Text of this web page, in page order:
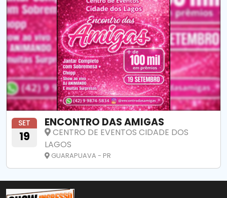
SET
19
ENCONTRO DAS AMIGAS
CENTRO DE EVENTOS CIDADE DOS
LAGOS
GUARAPUAVA - PR